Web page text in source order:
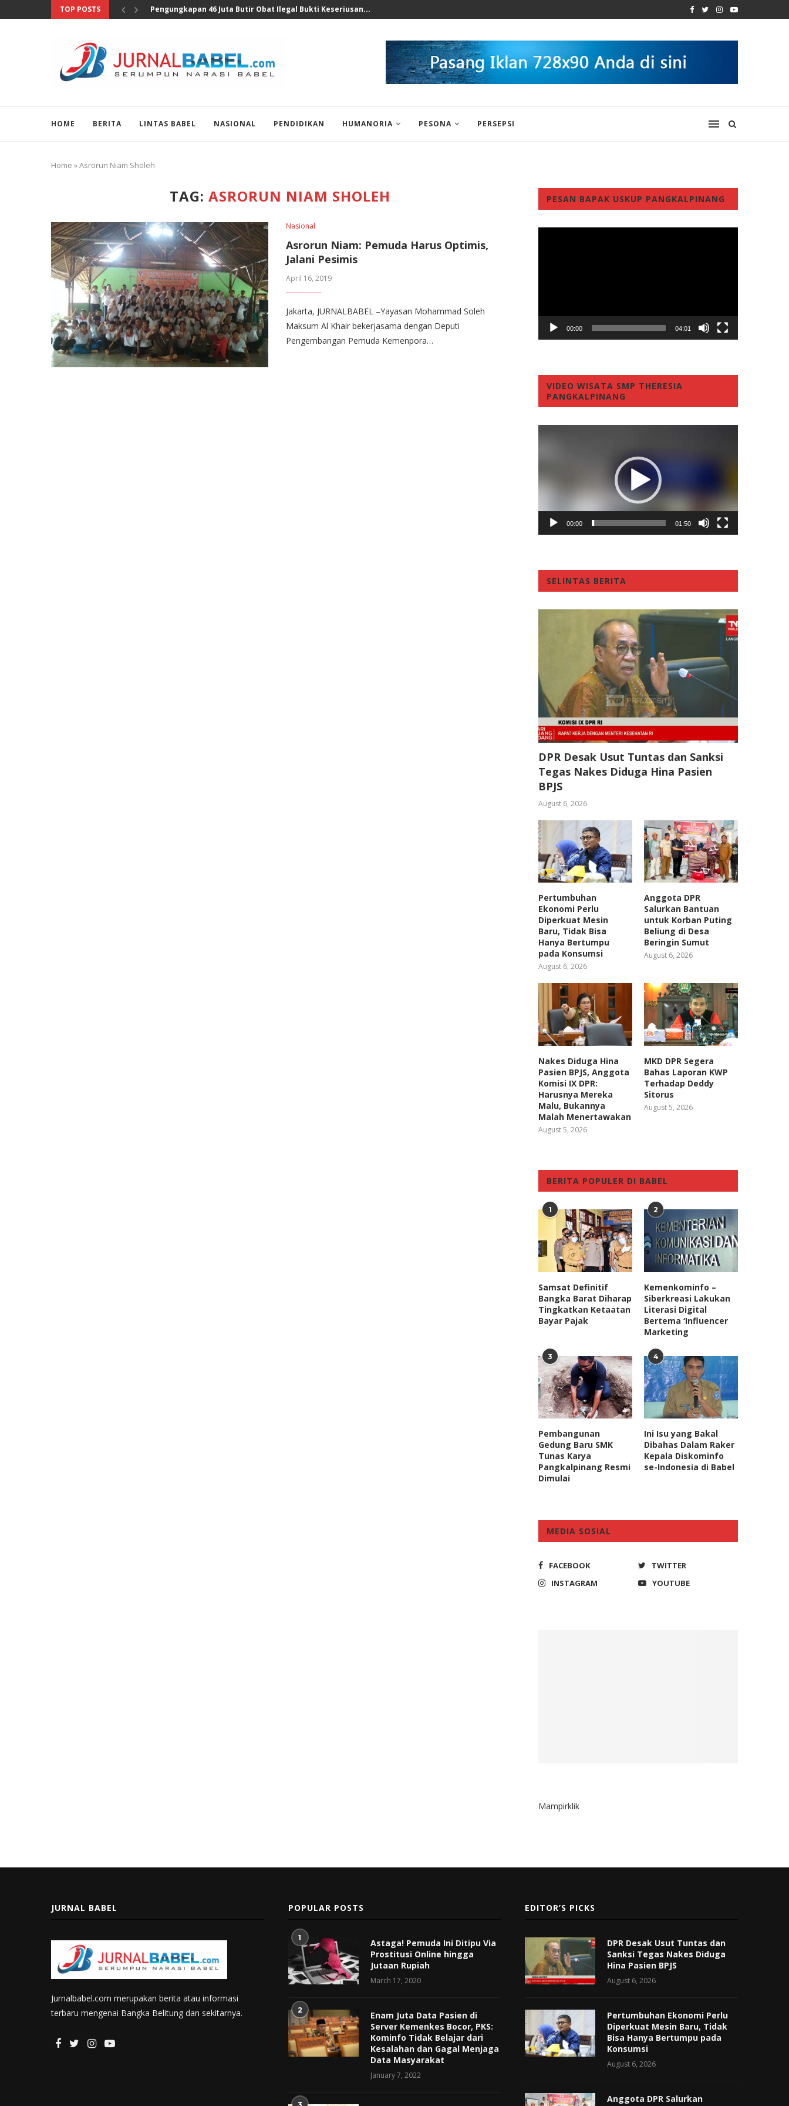
TOP POSTS Anggota DPR Sebut Sensus Ekonomi 2026 Bukan Untuk...
HOME BERITA LINTAS BABEL NASIONAL PENDIDIKAN HUMANORIA PESONA PERSEPSI
Home »Asrorun Niam Sholeh
TAG: ASRORUN NIAM SHOLEH
Nasional
Asrorun Niam: Pemuda Harus Optimis,
Jalani Pesimis
April 16, 2019
Jakarta, JURNALBABEL –Yayasan Mohammad Soleh
Maksum Al Khair bekerjasama dengan Deputi
Pengembangan Pemuda Kemenpora…
PESAN BAPAK USKUP PANGKALPINANG
00:00 04:01
VIDEO WISATA SMP THERESIA
PANGKALPINANG
00:00 01:50
SELINTAS BERITA
DPR Desak Usut Tuntas dan Sanksi
Tegas Nakes Diduga Hina Pasien
BPJS
August 6, 2026
Pertumbuhan
Ekonomi Perlu
Diperkuat Mesin
Baru, Tidak Bisa
Hanya Bertumpu
pada Konsumsi
August 6, 2026
Anggota DPR
Salurkan Bantuan
untuk Korban Puting
Beliung di Desa
Beringin Sumut
August 6, 2026
Nakes Diduga Hina
Pasien BPJS, Anggota
Komisi IX DPR:
Harusnya Mereka
Malu, Bukannya
Malah Menertawakan
August 5, 2026
MKD DPR Segera
Bahas Laporan KWP
Terhadap Deddy
Sitorus
August 5, 2026
BERITA POPULER DI BABEL
1
Samsat Definitif
Bangka Barat Diharap
Tingkatkan Ketaatan
Bayar Pajak
2
Kemenkominfo –
Siberkreasi Lakukan
Literasi Digital
Bertema ‘Influencer
Marketing
3
Pembangunan
Gedung Baru SMK
Tunas Karya
Pangkalpinang Resmi
Dimulai
4
Ini Isu yang Bakal
Dibahas Dalam Raker
Kepala Diskominfo
se-Indonesia di Babel
MEDIA SOSIAL
FACEBOOK
TWITTER
INSTAGRAM
YOUTUBE
Mampirklik
JURNAL BABEL
Jurnalbabel.com merupakan berita atau informasi
terbaru mengenai Bangka Belitung dan sekitarnya.
POPULAR POSTS
1
Astaga! Pemuda Ini Ditipu Via
Prostitusi Online hingga
Jutaan Rupiah
March 17, 2020
2
Enam Juta Data Pasien di
Server Kemenkes Bocor, PKS:
Kominfo Tidak Belajar dari
Kesalahan dan Gagal Menjaga
Data Masyarakat
January 7, 2022
EDITOR’S PICKS
DPR Desak Usut Tuntas dan
Sanksi Tegas Nakes Diduga
Hina Pasien BPJS
August 6, 2026
Pertumbuhan Ekonomi Perlu
Diperkuat Mesin Baru, Tidak
Bisa Hanya Bertumpu pada
Konsumsi
August 6, 2026
Anggota DPR Salurkan